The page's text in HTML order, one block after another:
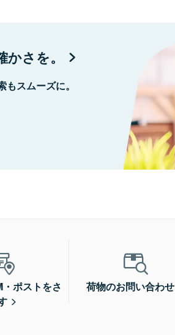
さを。
スムーズに。
ポストをさ
荷物のお問い合わせ